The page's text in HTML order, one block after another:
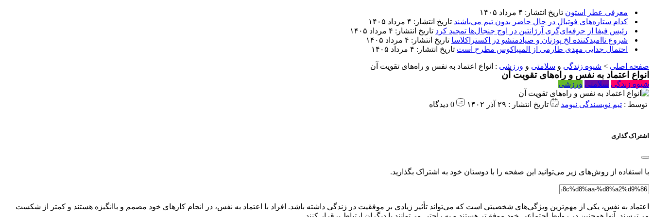
معرفی عطر استون تاریخ انتشار: ۴ مرداد ۱۴۰۵
کدام ستاره‌های فوتبال در حال حاضر بدون تیم می‌باشند تاریخ انتشار: ۴ مرداد ۱۴۰۵
رئیس فیفا از حرفه‌ای‌گری آرژانتین در اوج جنجال‌ها تمجید کرد تاریخ انتشار: ۴ مرداد ۱۴۰۵
شروع ناامیدکننده لخ پوزنان و صیادمنشو در اکستراکلاسا تاریخ انتشار: ۴ مرداد ۱۴۰۵
احتمال جدایی مهدی طارمی از المپیاکوس مطرح است تاریخ انتشار: ۴ مرداد ۱۴۰۵
صفحه اصلی > شیوه زندگی و سلامتی و ورزشی : انواع اعتماد به نفس و راه‌های تقویت آن
انواع اعتماد به نفس و راه‌های تقویت آن
شیوه زندگی سلامتی ورزشی
توسط : تیم نویسندگی نیومد تاریخ انتشار : ۲۹ آذر ۱۴۰۲
اشتراک گذاری
با استفاده از روش‌های زیر می‌توانید این صفحه را با دوستان خود به اشتراک بگذارید.
اعتماد به نفس، یکی از مهم‌ترین ویژگی‌های شخصیتی است که می‌تواند تأثیر زیادی بر موفقیت در زندگی داشته باشد. افراد با اعتماد به نفس، در انجام کارهای خود مصمم و باانگیزه هستند و کمتر از شکست